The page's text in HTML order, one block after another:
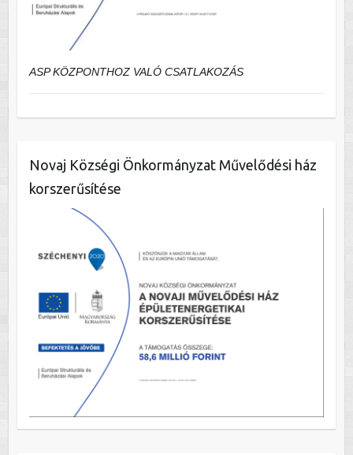
ASP KÖZPONTHOZ VALÓ CSATLAKOZÁS
Novaj Községi Önkormányzat Művelődési ház
korszerűsítése